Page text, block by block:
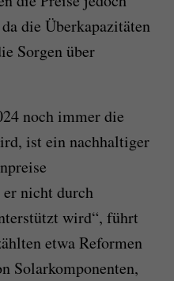
die Überkapazitäten
Sorgen über
noch immer die
ist ein nachhaltiger
nicht durch
wird“, führt
etwa Reformen
Solarkomponenten,